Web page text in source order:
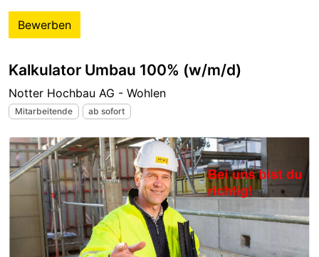
Bewerben
Kalkulator Umbau 100% (w/m/d)
Notter Hochbau AG - Wohlen
Mitarbeitende ab sofort